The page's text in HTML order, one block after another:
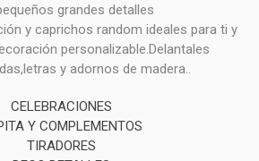
grandes detalles
y caprichos random ideales para ti y
personalizable.Delantales
y adornos de madera..
CELEBRACIONES
Y COMPLEMENTOS
TIRADORES